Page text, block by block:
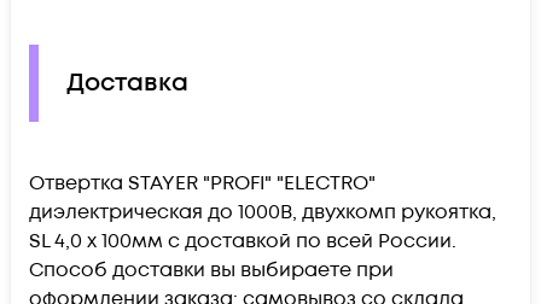
Доставка
Отвертка STAYER "PROFI" "ELECTRO"
диэлектрическая до 1000В, двухкомп рукоятка,
SL 4,0 х 100мм c доставкой по всей России.
Способ доставки вы выбираете при